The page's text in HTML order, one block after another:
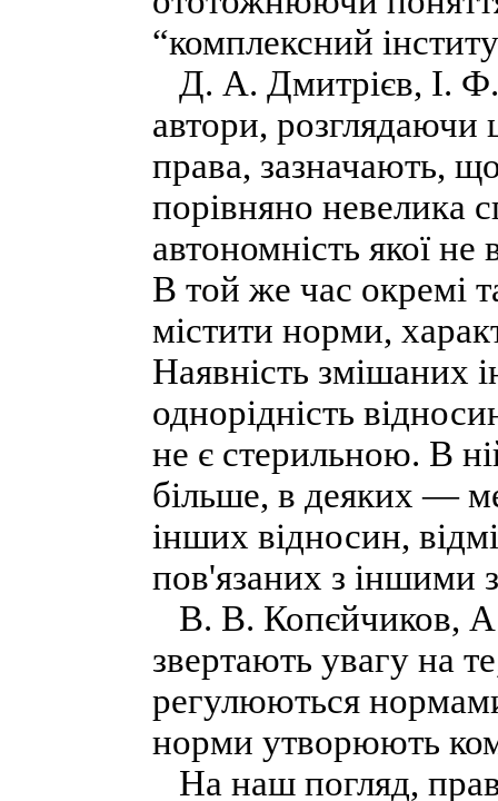
“комплексний
Д. А. Дмитрієв, І. Ф.
автори, розглядаючи
права, зазначають,
порівняно невелика
автономність якої не
В той же час окремі
містити норми,
Наявність змішаних
однорідність
не є стерильною. В
більше, в деяких —
інших відносин,
пов'язаних з іншими
В. В. Копєйчиков,
звертають увагу на
регулюються
норми утворюють
На наш погляд,